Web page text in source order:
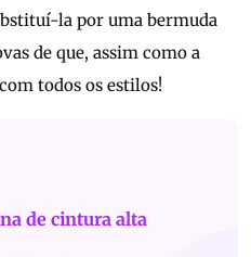
la por uma bermuda
de que, assim como a
todos os estilos!
de cintura alta